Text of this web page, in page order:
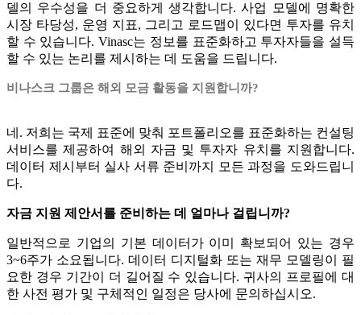
델의 우수성을 더 중요하게 생각합니다. 사업 모델에 명확한
시장 타당성, 운영 지표, 그리고 로드맵이 있다면 투자를 유치
할 수 있습니다. Vinasc는 정보를 표준화하고 투자자들을 설득
할 수 있는 논리를 제시하는 데 도움을 드립니다.
비나스크 그룹은 해외 모금 활동을 지원합니까?
네. 저희는 국제 표준에 맞춰 포트폴리오를 표준화하는 컨설팅
서비스를 제공하여 해외 자금 및 투자자 유치를 지원합니다.
데이터 제시부터 실사 서류 준비까지 모든 과정을 도와드립니
다.
자금 지원 제안서를 준비하는 데 얼마나 걸립니까?
일반적으로 기업의 기본 데이터가 이미 확보되어 있는 경우
3~6주가 소요됩니다. 데이터 디지털화 또는 재무 모델링이 필
요한 경우 기간이 더 길어질 수 있습니다. 귀사의 프로필에 대
한 사전 평가 및 구체적인 일정은 당사에 문의하십시오.